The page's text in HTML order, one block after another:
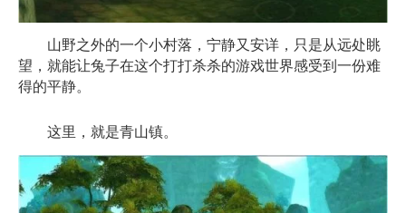
山野之外的一个小村落，宁静又安详，只是从远处眺
望，就能让兔子在这个打打杀杀的游戏世界感受到一份难
得的平静。
这里，就是青山镇。